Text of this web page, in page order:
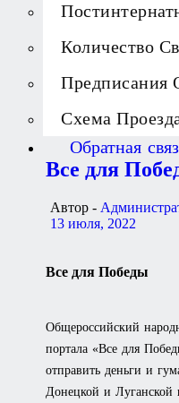
Количество
Предписания
Схема
Обратная
Все для
Автор -
13 июля, 2022
Все для Победы
Общероссийский
портала «Все для
отправить деньги и
Донецкой и Луганской